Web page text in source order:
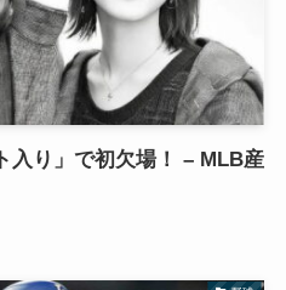
入り」で初欠場！ – MLB産